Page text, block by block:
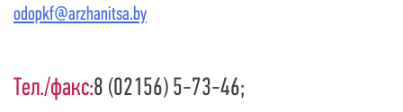
odopkf@arzhanitsa.by
Тел./факс:8 (02156) 5-73-46;